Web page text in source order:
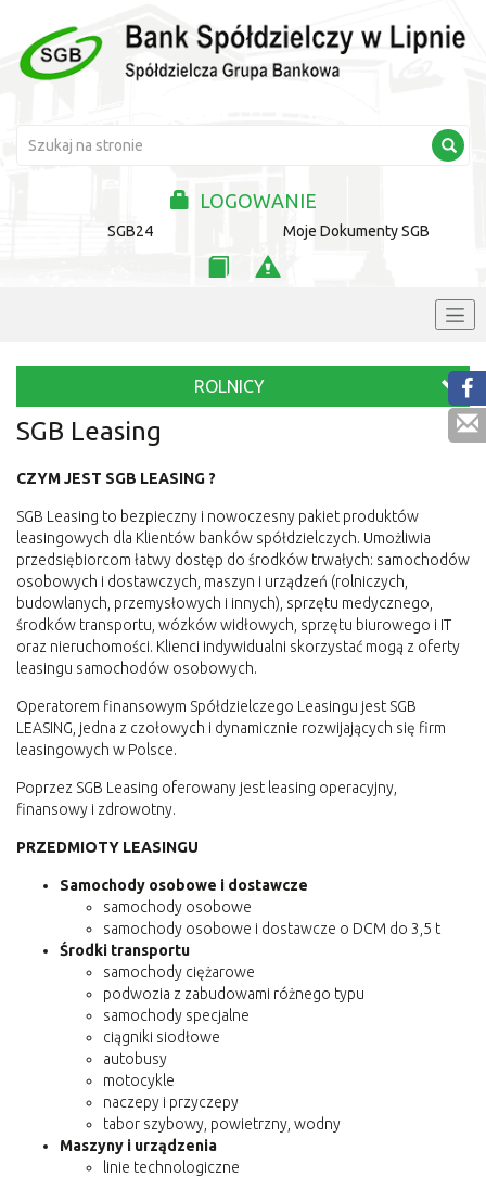
LOGOWANIE
SGB24 Moje Dokumenty SGB
ROLNICY
SGB Leasing
CZYM JEST SGB LEASING ?
SGB Leasing to bezpieczny i nowoczesny pakiet produktów
leasingowych dla Klientów banków spółdzielczych. Umożliwia
przedsiębiorcom łatwy dostęp do środków trwałych: samochodów
osobowych i dostawczych, maszyn i urządzeń (rolniczych,
budowlanych, przemysłowych i innych), sprzętu medycznego,
środków transportu, wózków widłowych, sprzętu biurowego i IT
oraz nieruchomości. Klienci indywidualni skorzystać mogą z oferty
leasingu samochodów osobowych.
Operatorem finansowym Spółdzielczego Leasingu jest SGB
LEASING, jedna z czołowych i dynamicznie rozwijających się firm
leasingowych w Polsce.
Poprzez SGB Leasing oferowany jest leasing operacyjny,
finansowy i zdrowotny.
PRZEDMIOTY LEASINGU
Samochody osobowe i dostawcze
samochody osobowe
samochody osobowe i dostawcze o DCM do 3,5 t
Środki transportu
samochody ciężarowe
podwozia z zabudowami różnego typu
samochody specjalne
ciągniki siodłowe
autobusy
motocykle
naczepy i przyczepy
tabor szybowy, powietrzny, wodny
Maszyny i urządzenia
linie technologiczne